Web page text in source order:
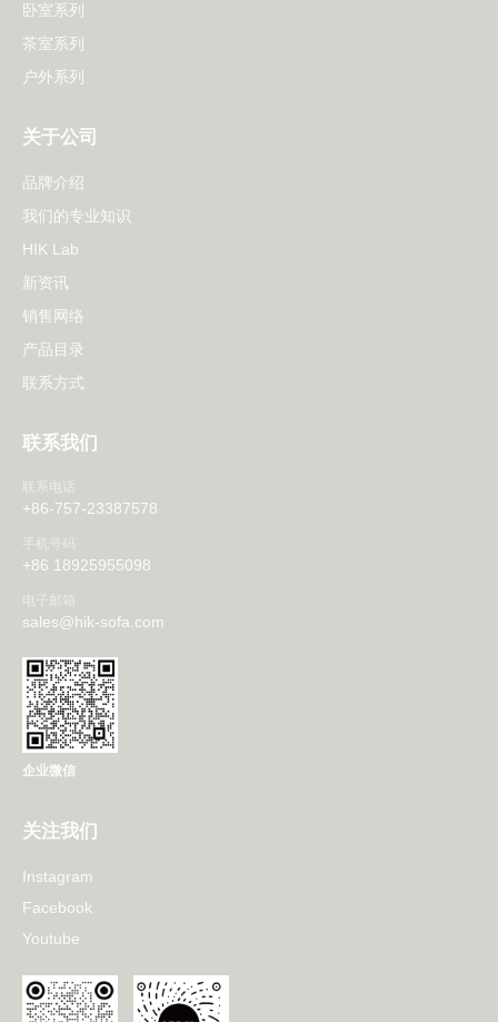
卧室系列
茶室系列
户外系列
关于公司
品牌介绍
我们的专业知识
HIK Lab
新资讯
销售网络
产品目录
联系方式
联系我们
联系电话
+86-757-23387578
手机号码
+86 18925955098
电子邮箱
sales@hik-sofa.com
企业微信
关注我们
Instagram
Facebook
Youtube